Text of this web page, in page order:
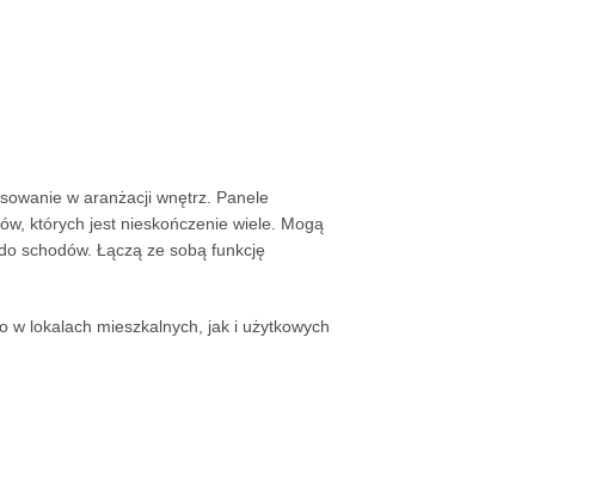
w aranżacji wnętrz. Panele
których jest nieskończenie wiele. Mogą
schodów. Łączą ze sobą funkcję
w lokalach mieszkalnych, jak i użytkowych